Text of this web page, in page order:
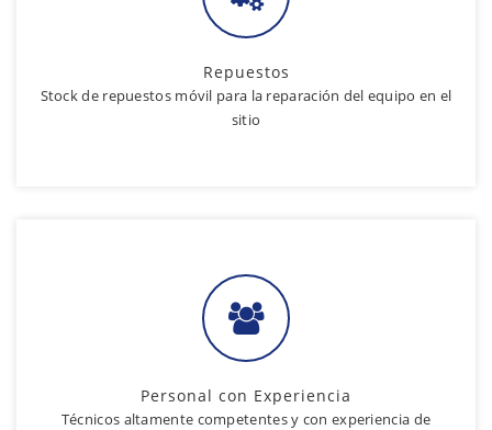
Repuestos
Stock de repuestos móvil para la reparación del equipo en el
sitio
Personal con Experiencia
Técnicos altamente competentes y con experiencia de